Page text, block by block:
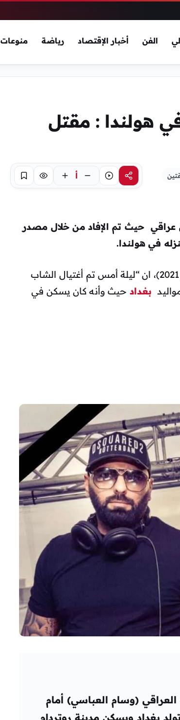
الفن أخبار الإقتصاد رياضة منوعات
هولندا : مقتل
مشاركةاستماع أ تركيز حفظ
حيث تم الإفاد من خلال مصدر
في هولندا.
هذا وقد كان وتم ذكر المصدر لـ NRTعربية، (24 تموز 2021)، ان “ليلة أمس تم أغتيال الشاب
بغدادحيث وأنه كان يسكن في
(وسام العباسي) أمام
عمره 37 عاما من تولد بغداد ويسكن مدينة روتردام